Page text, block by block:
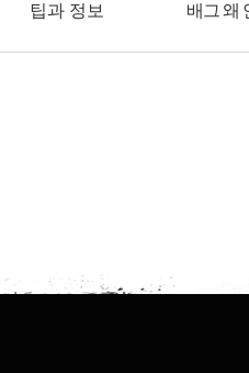
팁과 정보 배그 왜